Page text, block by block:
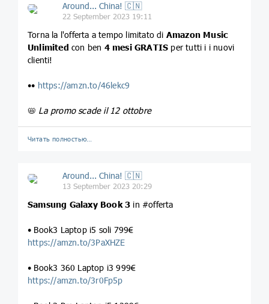
Around... China! 🇨🇳
22 September 2023 19:11
Torna la l'offerta a tempo limitato di Amazon Music
Unlimited con ben 4 mesi GRATIS per tutti i i nuovi
clienti!
•• https://amzn.to/46lekc9
📛 La promo scade il 12 ottobre
Читать полностью…
Around... China! 🇨🇳
13 September 2023 20:29
Samsung Galaxy Book 3 in #offerta
• Book3 Laptop i5 soli 799€
https://amzn.to/3PaXHZE
• Book3 360 Laptop i3 999€
https://amzn.to/3r0Fp5p